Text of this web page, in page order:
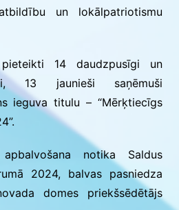
un lokālpatriotismu
14 daudzpusīgi un
13 jaunieši saņēmuši
ieguva titulu – “Mērķtiecīgs
notika Saldus
2024, balvas pasniedza
domes priekšsēdētājs